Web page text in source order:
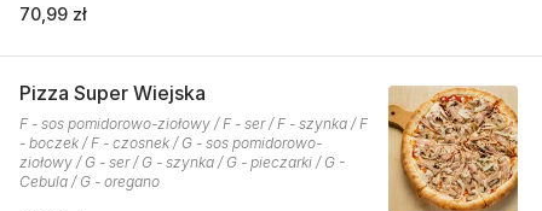
70,99 zł
Pizza Super Wiejska
F - sos pomidorowo-ziołowy / F - ser / F - szynka / F
- boczek / F - czosnek / G - sos pomidorowo-
ziołowy / G - ser / G - szynka / G - pieczarki / G -
Cebula / G - oregano